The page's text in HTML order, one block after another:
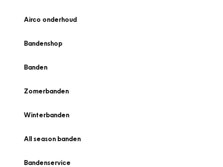
Airco onderhoud
Bandenshop
Banden
Zomerbanden
Winterbanden
All season banden
Bandenservice